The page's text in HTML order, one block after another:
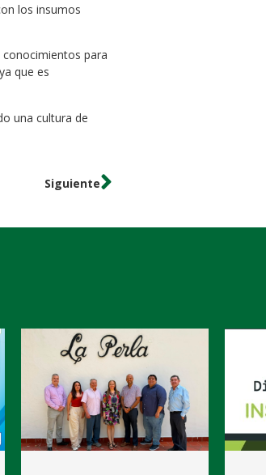
los insumos
para
que es
una cultura de
Siguiente